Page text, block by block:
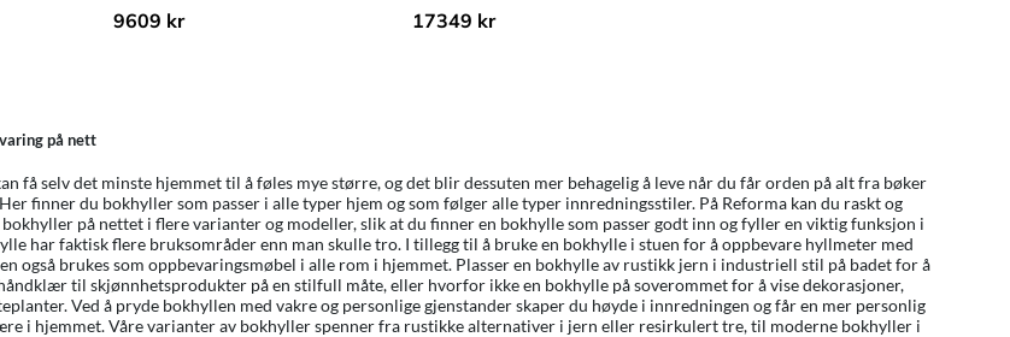
9609 kr
17349 kr
på nett
få selv det minste hjemmet til å føles mye større, og det blir dessuten mer behagelig å leve når du får orden på alt fra bøker
finner du bokhyller som passer i alle typer hjem og som følger alle typer innredningsstiler. På Reforma kan du raskt og
på nettet i flere varianter og modeller, slik at du finner en bokhylle som passer godt inn og fyller en viktig funksjon i
har faktisk flere bruksområder enn man skulle tro. I tillegg til å bruke en bokhylle i stuen for å oppbevare hyllmeter med
også brukes som oppbevaringsmøbel i alle rom i hjemmet. Plasser en bokhylle av rustikk jern i industriell stil på badet for å
til skjønnhetsprodukter på en stilfull måte, eller hvorfor ikke en bokhylle på soverommet for å vise dekorasjoner,
Ved å pryde bokhyllen med vakre og personlige gjenstander skaper du høyde i innredningen og får en mer personlig
i hjemmet. Våre varianter av bokhyller spenner fra rustikke alternativer i jern eller resirkulert tre, til moderne bokhyller i